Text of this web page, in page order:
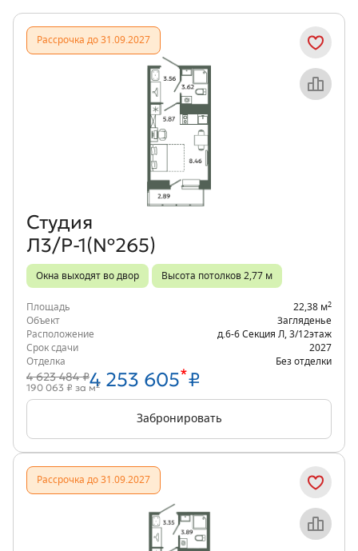
Рассрочка до 31.09.2027
Объект месяца
Студия
Л3/Р-1(№265)
Окна выходят во двор Высота потолков 2,77 м
Площадь 22,38 м2
Объект
Загляденье
Расположение
д.6-6 Секция Л 3/12этаж
Срок сдачи
2027
Отделка
Без отделки
4 623 484 ₽4 253 605*₽
190 063 ₽ за м2
Забронировать
Рассрочка до 31.09.2027